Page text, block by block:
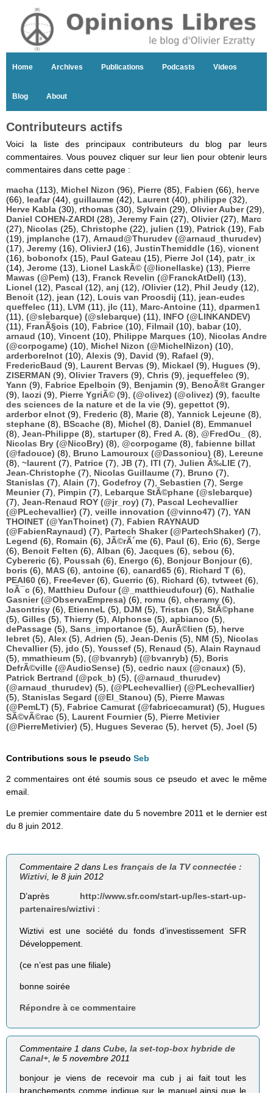
Home Archives Publications Podcasts Videos
Blog About
Contributeurs actifs
Voici la liste des principaux contributeurs du blog par leurs
commentaires. Vous pouvez cliquer sur leur lien pour obtenir leurs
commentaires dans cette page :
macha (113), Michel Nizon (96), Pierre (85), Fabien (66), herve
(66), leafar(44), guillaume (42), Laurent (40), philippe (32),
Herve Kabla (30), rthomas (30), Sylvain (29), Olivier Auber(29),
Daniel COHEN-ZARDI (28), Jeremy Fain (27), Olivier(27), Marc
(27), Nicolas (25), Christophe (22), julien (19), Patrick (19), Fab
(19), jmplanche (17), Arnaud@Thurudev (@arnaud_thurudev)
(17), Jeremy (16), OlivierJ (16), JustinThemiddle (16), vicnent
(16), bobonofx (15), Paul Gateau (15), Pierre Jol (14), patr_ix
(14), Jerome (13), Lionel LaskÃ© (@lionellaske) (13), Pierre
Mawas (@Pem) (13), Franck Revelin (@FranckAtDell) (13),
Lionel (12), Pascal (12), anj (12), /Olivier(12), Phil Jeudy (12),
Benoit (12), jean (12), Louis van Proosdij (11), jean-eudes
queffelec (11), LVM (11), jlc (11), Marc-Antoine (11), dparmen1
(11), (@slebarque) (@slebarque) (11), INFO (@LINKANDEV)
(11), FranÃ§ois (10), Fabrice (10), Filmail (10), babar(10),
arnaud (10), Vincent (10), Philippe Marques (10), Nicolas Andre
(@corpogame) (10), Michel Nizon (@MichelNizon) (10),
arderborelnot (10), Alexis (9), David (9), Rafael (9),
FredericBaud (9), Laurent Bervas (9), Mickael (9), Hugues (9),
ZISERMAN (9), Olivier Travers (9), Chris (9), jequeffelec (9),
Yann (9), Fabrice Epelboin (9), Benjamin (9), BenoÃ®t Granger
(9), laozi (9), Pierre YgriÃ© (9), (@olivez) (@olivez) (9), faculte
des sciences de la nature et de la vie (9), gepettot (9),
arderbor elnot (9), Frederic (8), Marie (8), Yannick Lejeune (8),
stephane (8), BScache (8), Michel (8), Daniel (8), Emmanuel
(8), Jean-Philippe (8), startuper(8), Fred A. (8), @FredOu_
(8),
Nicolas Bry (@NicoBry) (8), @corpogame (8), fabienne billat
(@fadouce) (8), Bruno Lamouroux (@Dassoniou) (8), Lereune
(8), ~laurent (7), Patrice (7), JB (7), ITI (7), Julien Ã‰LIE (7),
Jean-Christophe (7), Nicolas Guillaume (7), Bruno (7),
Stanislas (7), Alain (7), Godefroy (7), Sebastien (7), Serge
Meunier(7), Pimpin (7), Lebarque StÃ©phane (@slebarque)
(7), Jean-Renaud ROY (@jr_roy) (7), Pascal Lechevallier
(@PLechevallier) (7), veille innovation (@vinno47) (7), YAN
THOINET (@YanThoinet) (7), Fabien RAYNAUD
(@FabienRaynaud) (7), Partech Shaker (@PartechShaker) (7),
Legend (6), Romain (6), JÃ©rÃ´me (6), Paul (6), Eric (6), Serge
(6), Benoit Felten (6), Alban (6), Jacques (6), sebou (6),
Cybereric (6), Poussah (6), Energo (6), Bonjour Bonjour(6),
boris (6), MAS (6), antoine (6), canard65 (6), Richard T (6),
PEAI60 (6), Free4ever(6), Guerric (6), Richard (6), tvtweet (6),
loÃ¯c (6), Matthieu Dufour (@_matthieudufour) (6), Nathalie
Gasnier (@ObservaEmpresa) (6), romu (6), cheramy (6),
Jasontrisy (6), EtienneL (5), DJM (5), Tristan (5), StÃ©phane
(5), Gilles (5), Thierry (5), Alphonse (5), apbianco (5),
dePassage (5), Sans_importance (5), AurÃ©lien (5), herve
lebret (5), Alex (5), Adrien (5), Jean-Denis (5), NM (5), Nicolas
Chevallier(5), jdo (5), Youssef (5), Renaud (5), Alain Raynaud
(5), mmathieum (5), (@bvanryb) (@bvanryb) (5), Boris
DefrÃ©ville (@AudioSense) (5), cedric naux (@cnaux) (5),
Patrick Bertrand (@pck_b) (5), (@arnaud_thurudev)
(@arnaud_thurudev) (5), (@PLechevallier) (@PLechevallier)
(5), Stanislas Segard (@El_Stanou) (5), Pierre Mawas
(@PemLT) (5), Fabrice Camurat (@fabricecamurat) (5), Hugues
SÃ©vÃ©rac (5), Laurent Fournier(5), Pierre Metivier
(@PierreMetivier) (5), Hugues Severac (5), hervet (5), Joel (5)
Contributions sous le pseudo Seb
2 commentaires ont été soumis sous ce pseudo et avec le même
email.
Le premier commentaire date du 5 novembre 2011 et le dernier est
du 8 juin 2012.
Commentaire 2 dansLes français de la TV connectée :
Wiztivi, le 8 juin 2012
D’après http://www.sfr.com/start-up/les-start-up-
partenaires/wiztivi :
Wiztivi est une société du fonds d’investissement SFR
Développement.
(ce n’est pas une filiale)
bonne soirée
Répondre à ce commentaire
Commentaire 1 dansCube, la set-top-box hybride de
Canal+ , le 5 novembre 2011
bonjour je viens de recevoir ma cub j ai fait tout les
branchements comme indique sur le manuel ainsi que le